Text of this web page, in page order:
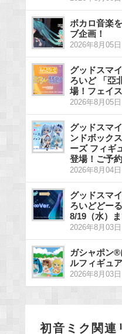
ボカロ音楽
ブ企画！
2026年8月05
グッドスマ
ろいど 「亞
場！フェイ
2026年8月05
グッドスマ
ンドボック
ーズ フィギ
登場！ご予
2026年8月04
グッドスマ
ろいどどー
8/19（水）
2026年8月03
ガシャポン
ルフィギュ
2026年8月03
初音ミク関連